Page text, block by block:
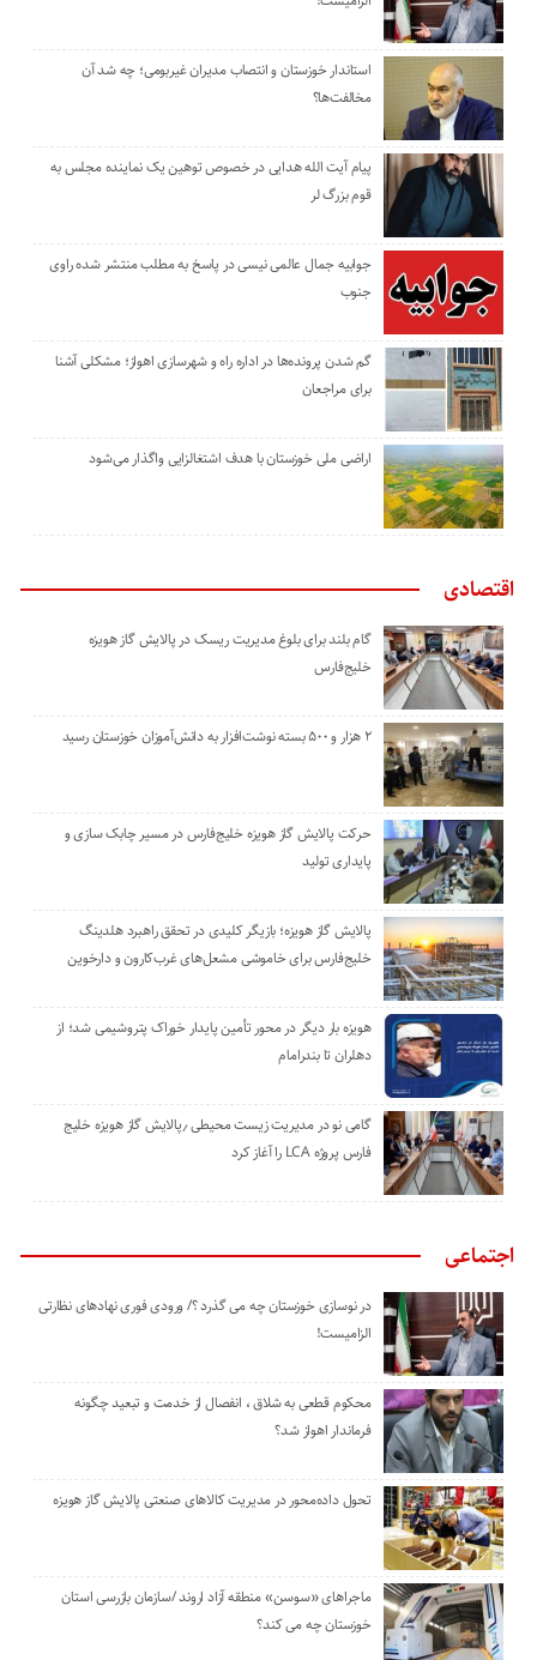
استاندار خوزستان و انتصاب مدیران غیربومی؛ چه شد آن
مخالفت‌ها؟
پیام آیت الله هدایی در خصوص توهین یک نماینده مجلس به
قوم بزرگ لر
جوابیه جمال عالمی نیسی در پاسخ به مطلب منتشر شده راوی
جنوب
گم شدن پرونده‌ها در اداره راه و شهرسازی اهواز؛ مشکلی آشنا
برای مراجعان
اراضی ملی خوزستان با هدف اشتغالزایی واگذار می‌شود
اقتصادی
گام بلند برای بلوغ مدیریت ریسک در پالایش گاز هویزه
خلیج‌فارس
۲ هزار و ۵۰۰ بسته نوشت‌افزار به دانش‌آموزان خوزستان رسید
حرکت پالایش گاز هویزه خلیج‌فارس در مسیر چابک سازی و
پایداری تولید
پالایش گاز هویزه؛ بازیگر کلیدی در تحقق راهبرد هلدینگ
خلیج‌فارس برای خاموشی مشعل‌های غرب‌کارون و دارخوین
هویزه بار دیگر در محور تأمین پایدار خوراک پتروشیمی شد؛ از
دهلران تا بندرامام
گامی نو در مدیریت زیست ‌محیطی ٫پالایش گاز هویزه خلیج
‌فارس پروژه LCA را آغاز کرد
اجتماعی
در نوسازی خوزستان چه می گذرد ؟/ ورودی فوری نهادهای نظارتی
الزامیست!
محکوم قطعی به شلاق ، انفصال از خدمت و تبعید چگونه
فرماندار اهواز شد؟
تحول داده‌محور در مدیریت کالاهای صنعتی پالایش گاز هویزه
ماجراهای «سوسن» منطقه آزاد اروند /سازمان بازرسی استان
خوزستان چه می کند؟